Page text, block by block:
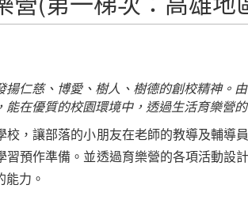
仁慈、博愛、樹人、樹德的創校精神。
在優質的校園環境中，透過生活育樂營
，讓部落的小朋友在老師的教導及輔
預作準備。並透過育樂營的各項活動設
能力。